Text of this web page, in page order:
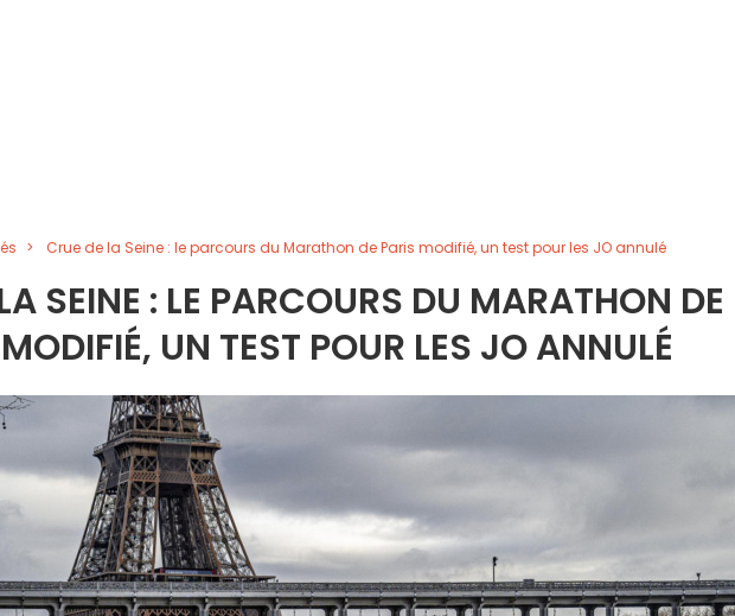
Crue de la Seine : le parcours du Marathon de Paris modifié, un test pour les JO annulé
SEINE : LE PARCOURS DU MARATHON DE
UN TEST POUR LES JO ANNULÉ